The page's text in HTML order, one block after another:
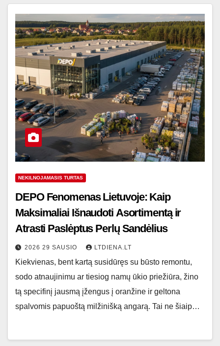
NEKILNOJAMASIS TURTAS
DEPO Fenomenas Lietuvoje: Kaip
Maksimaliai Išnaudoti Asortimentą ir
Atrasti Paslėptus Perlų Sandėlius
2026 29 SAUSIO LTDIENA.LT
Kiekvienas, bent kartą susidūręs su būsto remontu,
sodo atnaujinimu ar tiesiog namų ūkio priežiūra, žino
tą specifinį jausmą įžengus į oranžine ir geltona
spalvomis papuoštą milžinišką angarą. Tai ne šiaip…